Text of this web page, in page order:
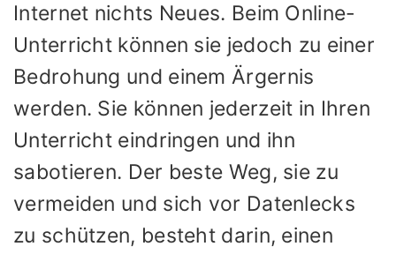
Internet nichts Neues. Beim Online-
Unterricht können sie jedoch zu einer
Bedrohung und einem Ärgernis
werden. Sie können jederzeit in Ihren
Unterricht eindringen und ihn
sabotieren. Der beste Weg, sie zu
vermeiden und sich vor Datenlecks
zu schützen, besteht darin, einen